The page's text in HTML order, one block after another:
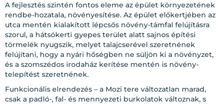
A fejlesztés szintén fontos eleme az épület környezetének
rendbe-hozatala, növényesítése. Az épület előkertjében az
utca mentén kialakított lépcsős növény-támfal felújításra
szorul, a hátsókerti gyepes terület alatt sajnos építési
törmelék nyugszik, melyet talajcserével szeretnének
felújítani, hogy a nyári hőségben ne süljön ki a növényzet,
és a szomszédos irodaház kerítése mentén is növény-
telepítést szeretnének.
Funkcionális elrendezés – a Mozi tere változatlan marad,
csak a padló-, fal- és mennyezeti burkolatok változnak, s